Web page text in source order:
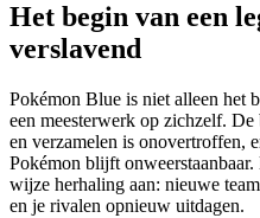
Het begin van een
verslavend
Pokémon Blue is niet alleen het
een meesterwerk op zichzelf. De
en verzamelen is onovertroffen,
Pokémon blijft
wijze herhaling aan: nieuwe
en je rivalen opnieuw uitdagen.